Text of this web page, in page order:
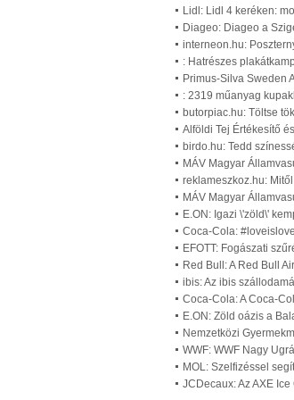
Lidl: Lidl 4 keréken:
Diageo: Diageo a
interneon.hu:
: Hatrészes
Primus-Silva Sweden
: 2319 műanyag
butorpiac.hu: Töltse
Alföldi Tej Értékesítő
birdo.hu: Tedd
MÁV Magyar
reklameszkoz.hu:
MÁV Magyar
E.ON: Igazi \'zöld\'
Coca-Cola:
EFOTT: Fogászati
Red Bull: A Red Bull
ibis: Az ibis
Coca-Cola: A Coca-
E.ON: Zöld oázis a
Nemzetközi
WWF: WWF Nagy
MOL: Szelfizéssel
JCDecaux: Az AXE